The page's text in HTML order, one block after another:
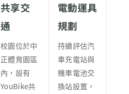
共享交
通
校園位於中
正體育園區
內，設有
YouBike共
電動運具
規劃
持續評估汽
車充電站與
機車電池交
換站設置，